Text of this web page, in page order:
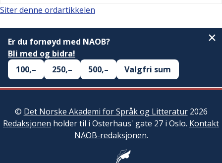
Siter denne ordartikkelen
Er du fornøyd med NAOB?
Bli med og bidra!
100,–
250,– 500,– Valgfri sum
© Det Norske Akademi for Språk og Litteratur2026
Redaksjonen holder til i Osterhaus' gate 27 i Oslo. Kontakt
NAOB-redaksjonen.